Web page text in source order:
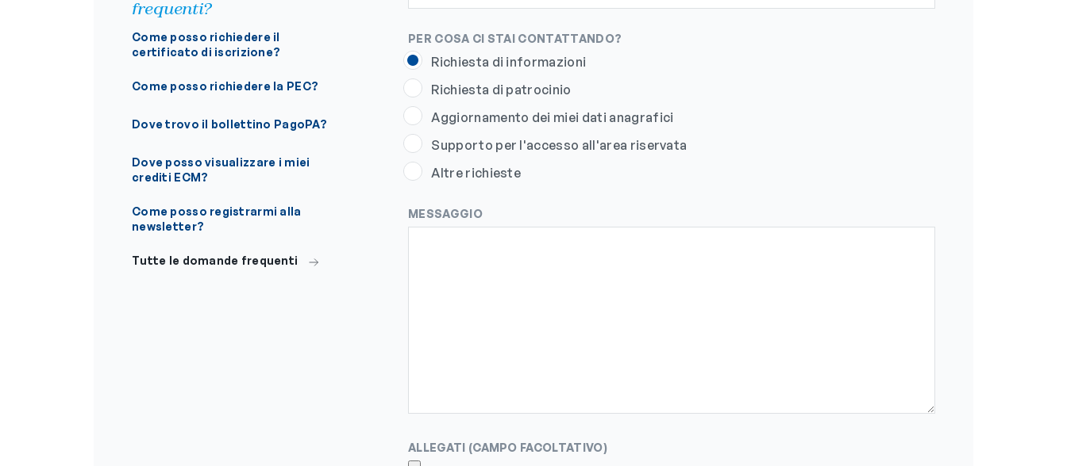
frequenti?
Come posso richiedere il
certificato di iscrizione?
Come posso richiedere la PEC?
Dove trovo il bollettino PagoPA?
Dove posso visualizzare i miei
crediti ECM?
Come posso registrarmi alla
newsletter?
Tutte le domande frequenti
PER COSA CI STAI CONTATTANDO?
Richiesta di informazioni
Richiesta di patrocinio
Aggiornamento dei miei dati anagrafici
Supporto per l'accesso all'area riservata
Altre richieste
MESSAGGIO
ALLEGATI (CAMPO FACOLTATIVO)